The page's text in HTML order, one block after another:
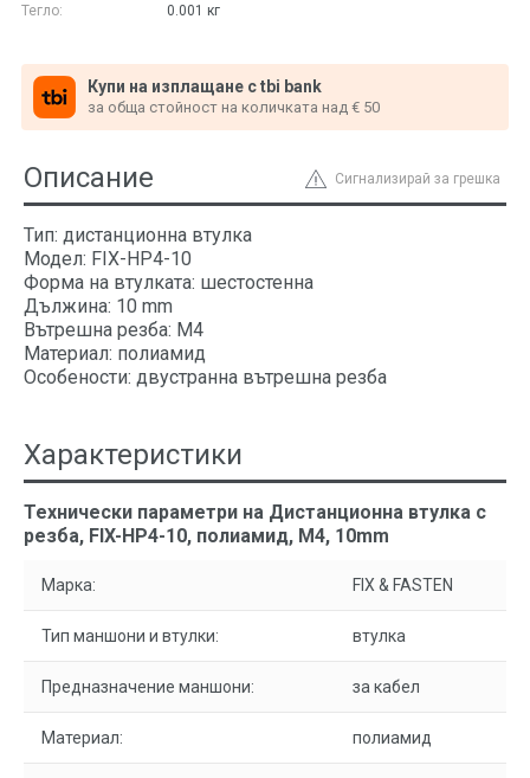
Тегло:
0.001 кг
Купи на изплащане с tbi bank
за обща стойност на количката над € 50
Сигнализирай за грешка
Описание
Тип: дистанционна втулка
Модел: FIX-HP4-10
Форма на втулката: шестостенна
Дължина: 10 mm
Вътрешна резба: M4
Материал: полиамид
Особености: двустранна вътрешна резба
Характеристики
Технически параметри на Дистанционна втулка с
резба, FIX-HP4-10, полиамид, M4, 10mm
Марка: FIX & FASTEN
Тип маншони и втулки: втулка
Предназначение маншони: за кабел
Материал: полиамид